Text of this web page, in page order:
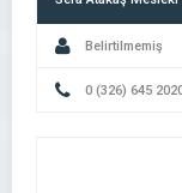
Belirtilmemiş
0 (326) 645